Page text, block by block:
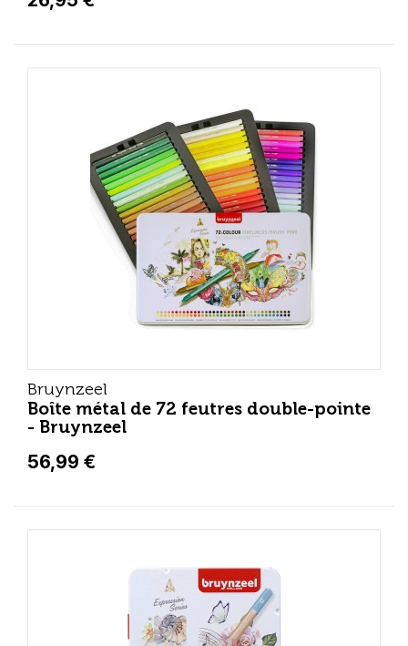
Bruynzeel
Boîte métal de 72 feutres double-pointe
- Bruynzeel
56,99 €